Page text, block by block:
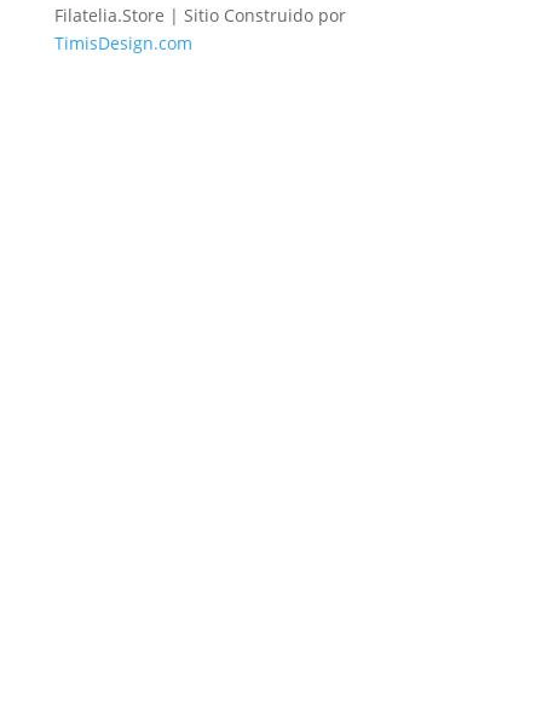
Filatelia.Store | Sitio Construido por
TimisDesign.com